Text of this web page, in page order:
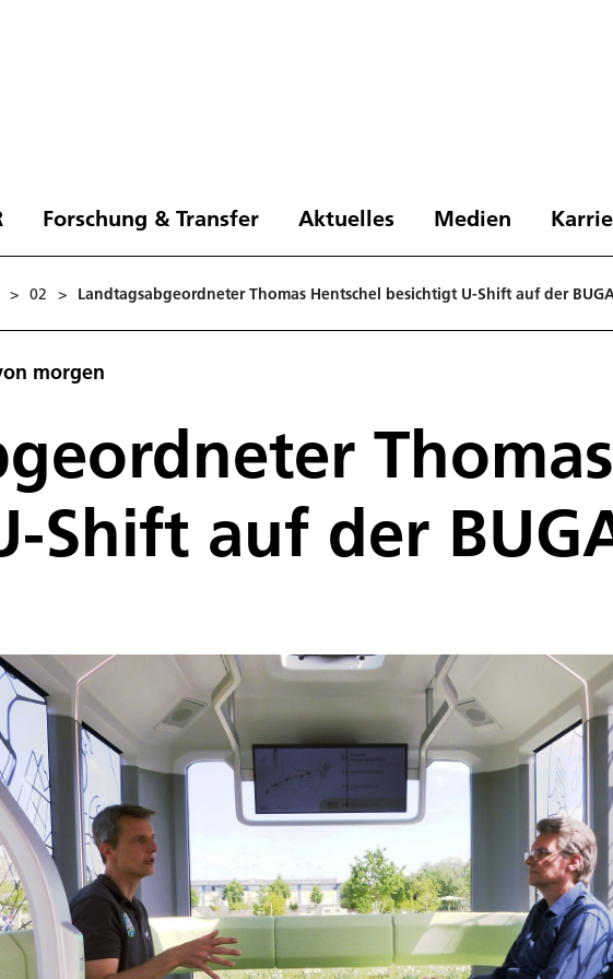
Forschung & Transfer Aktuelles Medien
> 02 > Landtagsabgeordneter Thomas Hentschel besichtigt U-Shift auf der
morgen
Shift auf der